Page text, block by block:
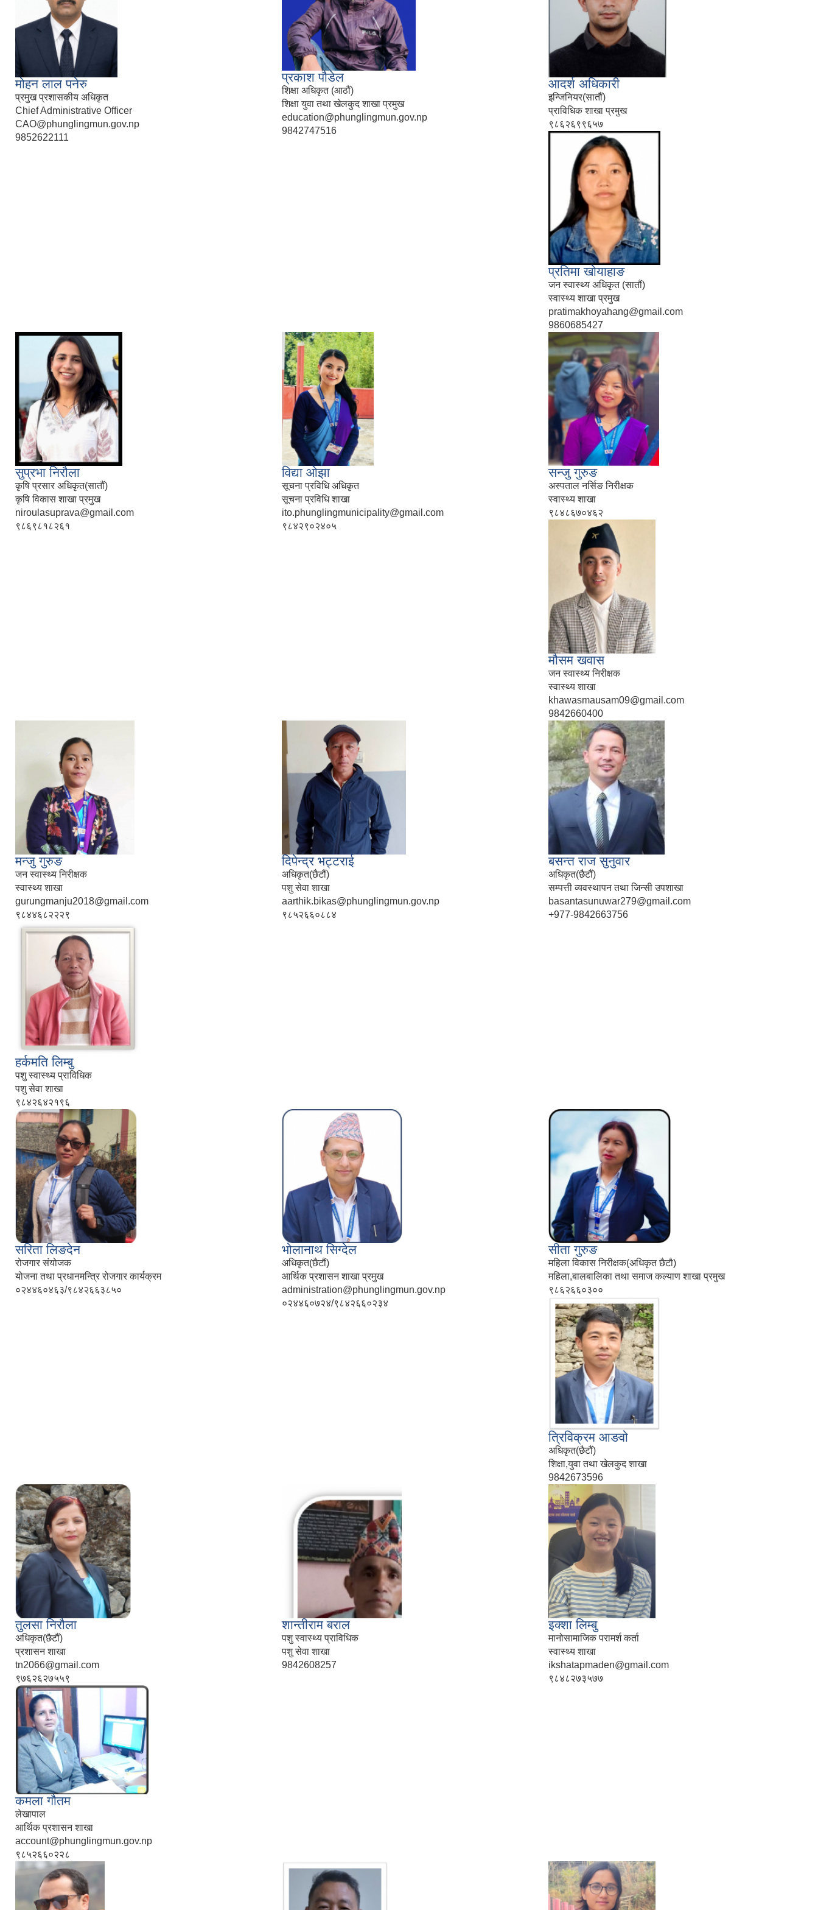
मोहन लाल पनेरु
प्रमुख प्रशासकीय अधिकृत
Chief Administrative Officer
CAO@phunglingmun.gov.np
9852622111
प्रकाश पौडेल
शिक्षा अधिकृत (आठौं)
शिक्षा युवा तथा खेलकुद शाखा प्रमुख
education@phunglingmun.gov.np
9842747516
आदर्श अधिकारी
इन्जिनियर(सातौं)
प्राविधिक शाखा प्रमुख
९८६२६९९६५७
प्रतिमा खोयाहाङ
जन स्वास्थ्य अधिकृत (सातौं)
स्वास्थ्य शाखा प्रमुख
pratimakhoyahang@gmail.com
9860685427
सुप्रभा निरौला
कृषि प्रसार अधिकृत(सातौं)
कृषि विकास शाखा प्रमुख
niroulasuprava@gmail.com
९८६९८१८२६१
विद्या ओझा
सूचना प्रविधि अधिकृत
सूचना प्रविधि शाखा
ito.phunglingmunicipality@gmail.com
९८४२९०२४०५
सन्जु गुरुङ
अस्पताल नर्सिङ निरीक्षक
स्वास्थ्य शाखा
९८४८६७०४६२
मौसम खवास
जन स्वास्थ्य निरीक्षक
स्वास्थ्य शाखा
khawasmausam09@gmail.com
9842660400
मन्जु गुरुङ
जन स्वास्थ्य निरीक्षक
स्वास्थ्य शाखा
gurungmanju2018@gmail.com
९८४४६८२२२९
दिपेन्द्र भट्टराई
अधिकृत(छैटौं)
पशु सेवा शाखा
aarthik.bikas@phunglingmun.gov.np
९८५२६६०८८४
बसन्त राज सुनुवार
अधिकृत(छैटौं)
सम्पत्ती व्यवस्थापन तथा जिन्सी उपशाखा
basantasunuwar279@gmail.com
+977-9842663756
हर्कमति लिम्बु
पशु स्वास्थ्य प्राविधिक
पशु सेवा शाखा
९८४२६४२१९६
सरिता लिङदेन
रोजगार संयोजक
योजना तथा प्रधानमन्त्रि रोजगार कार्यक्रम
०२४४६०४६३/९८४२६६३८५०
भोलानाथ सिग्देल
अधिकृत(छैटौं)
आर्थिक प्रशासन शाखा प्रमुख
administration@phunglingmun.gov.np
०२४४६०७२४/९८४२६६०२३४
सीता गुरुङ
महिला विकास निरीक्षक(अधिकृत छैटौ)
महिला,बालबालिका तथा समाज कल्याण शाखा प्रमुख
९८६२६६०३००
त्रिविक्रम आङवो
अधिकृत(छैटौं)
शिक्षा,युवा तथा खेलकुद शाखा
9842673596
तुलसा निरौला
अधिकृत(छैटौं)
प्रशासन शाखा
tn2066@gmail.com
९७६२६२७५५९
शान्तीराम बराल
पशु स्वास्थ्य प्राविधिक
पशु सेवा शाखा
9842608257
इक्शा लिम्बु
मानोसामाजिक परामर्श कर्ता
स्वास्थ्य शाखा
ikshatapmaden@gmail.com
९८४८२७३५७७
कमला गौतम
लेखापाल
आर्थिक प्रशासन शाखा
account@phunglingmun.gov.np
९८५२६६०२२८